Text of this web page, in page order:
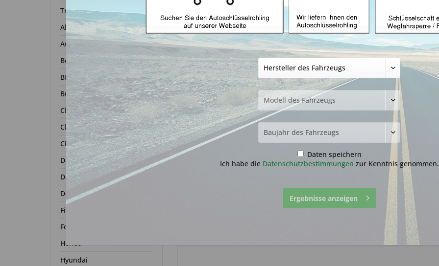
Transponder
Alfa Romeo
Audi
Bentley
BMW
Buick
Chevrolet
Chrysler
Citroën
Dacia
Daihatsu
Dodge
Fiat
Ford
Honda
Hyundai
Autoschlüssel nicht
Daten speichern
Ich habe die Datenschutzbestimmungen zur Kenntnis genommen.
Ergebnisse anzeigen